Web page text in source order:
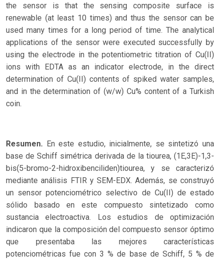
the sensor is that the sensing composite surface is
renewable (at least 10 times) and thus the sensor can be
used many times for a long period of time. The analytical
applications of the sensor were executed successfully by
using the electrode in the potentiometric titration of Cu(II)
ions with EDTA as an indicator electrode, in the direct
determination of Cu(II) contents of spiked water samples,
and in the determination of (w/w) Cu% content of a Turkish
coin.
Resumen. En este estudio, inicialmente, se sintetizó una
base de Schiff simétrica derivada de la tiourea, (1E,3E)-1,3-
bis(5-bromo-2-hidroxibenciliden)tiourea, y se caracterizó
mediante análisis FTIR y SEM-EDX. Además, se construyó
un sensor potenciométrico selectivo de Cu(II) de estado
sólido basado en este compuesto sintetizado como
sustancia electroactiva. Los estudios de optimización
indicaron que la composición del compuesto sensor óptimo
que presentaba las mejores características
potenciométricas fue con 3 % de base de Schiff, 5 % de